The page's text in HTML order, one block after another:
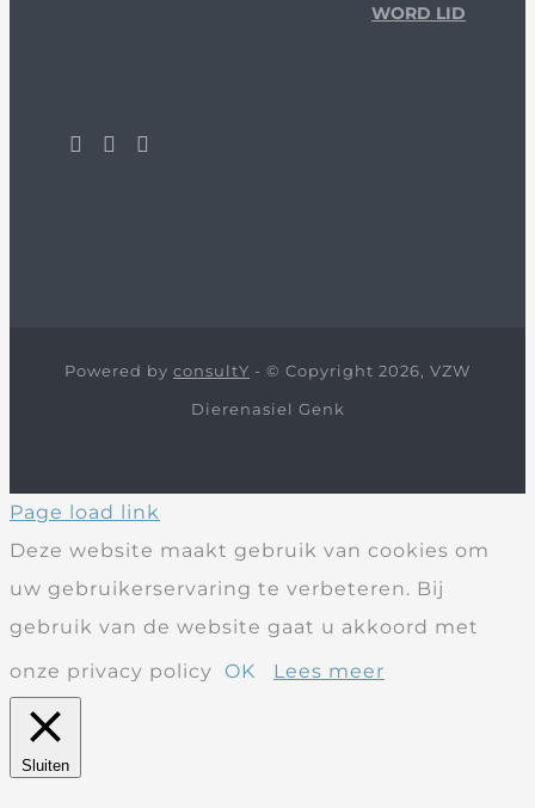
WORD LID
Powered by consultY - © Copyright 2026, VZW
Dierenasiel Genk
Page load link
Deze website maakt gebruik van cookies om
uw gebruikerservaring te verbeteren. Bij
gebruik van de website gaat u akkoord met
onze privacy policy
OK Lees meer
Sluiten